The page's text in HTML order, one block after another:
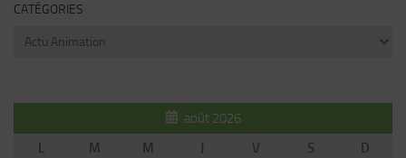
CATÉGORIES
Catégories
août 2026
L
M M J V S
D